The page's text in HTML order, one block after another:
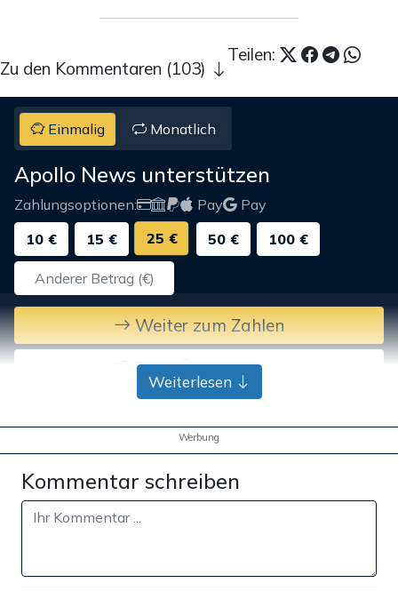
Teilen:
Zu den Kommentaren (103)
Einmalig Monatlich
Apollo News unterstützen
Zahlungsoptionen: Pay
Pay
10 €
15 € 25 € 50 € 100 €
Weiter zum Zahlen
Bank-Überweisung
Weiterlesen
Werbung
Kommentar schreiben